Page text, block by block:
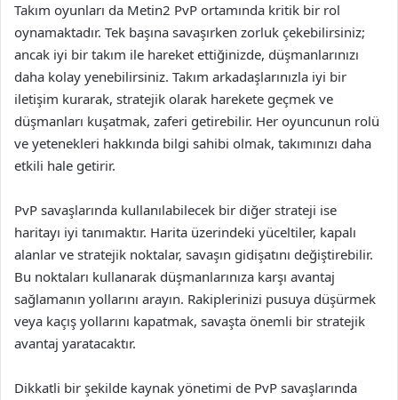
Takım oyunları da Metin2 PvP ortamında kritik bir rol
oynamaktadır. Tek başına savaşırken zorluk çekebilirsiniz;
ancak iyi bir takım ile hareket ettiğinizde, düşmanlarınızı
daha kolay yenebilirsiniz. Takım arkadaşlarınızla iyi bir
iletişim kurarak, stratejik olarak harekete geçmek ve
düşmanları kuşatmak, zaferi getirebilir. Her oyuncunun rolü
ve yetenekleri hakkında bilgi sahibi olmak, takımınızı daha
etkili hale getirir.
PvP savaşlarında kullanılabilecek bir diğer strateji ise
haritayı iyi tanımaktır. Harita üzerindeki yüceltiler, kapalı
alanlar ve stratejik noktalar, savaşın gidişatını değiştirebilir.
Bu noktaları kullanarak düşmanlarınıza karşı avantaj
sağlamanın yollarını arayın. Rakiplerinizi pusuya düşürmek
veya kaçış yollarını kapatmak, savaşta önemli bir stratejik
avantaj yaratacaktır.
Dikkatli bir şekilde kaynak yönetimi de PvP savaşlarında